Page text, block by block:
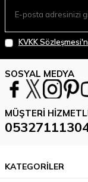
KVKK
SOSYAL MEDYA
MÜŞTERI
KATEGORİLER